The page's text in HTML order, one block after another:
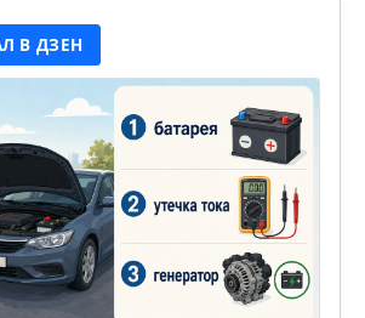
В ДЗЕН